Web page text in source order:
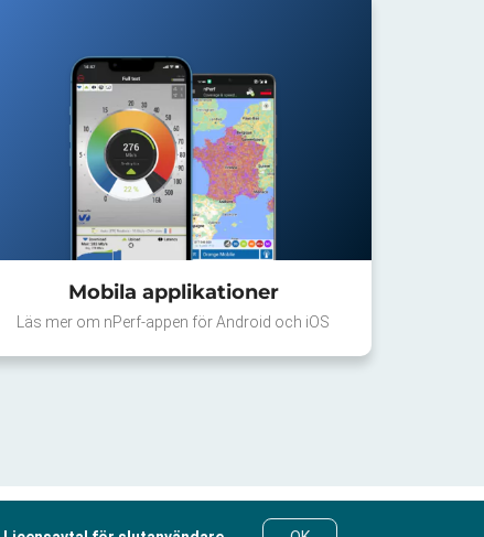
Mobila applikationer
Läs mer om nPerf-appen för Android och iOS